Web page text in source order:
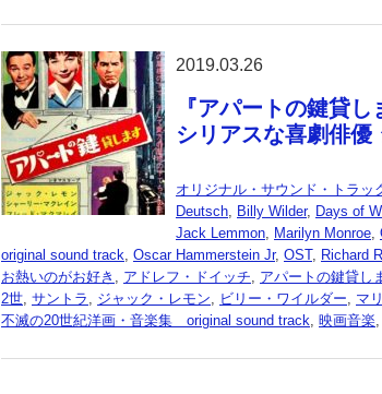
2019.03.26
『アパートの鍵貸
シリアスな喜劇俳優
オリジナル・サウンド・トラッ
Deutsch, Billy Wilder, Days of
Jack Lemmon, Marilyn Monroe,
original sound track, Oscar Hammerstein Jr, OST, Richard
お熱いのがお好き , アドレフ・ドイッチ, アパートの鍵貸し
2世, サントラ , ジャック・レモン, ビリー・ワイルダー, マ
不滅の20世紀洋画・音楽集 original sound track, 映画音楽,